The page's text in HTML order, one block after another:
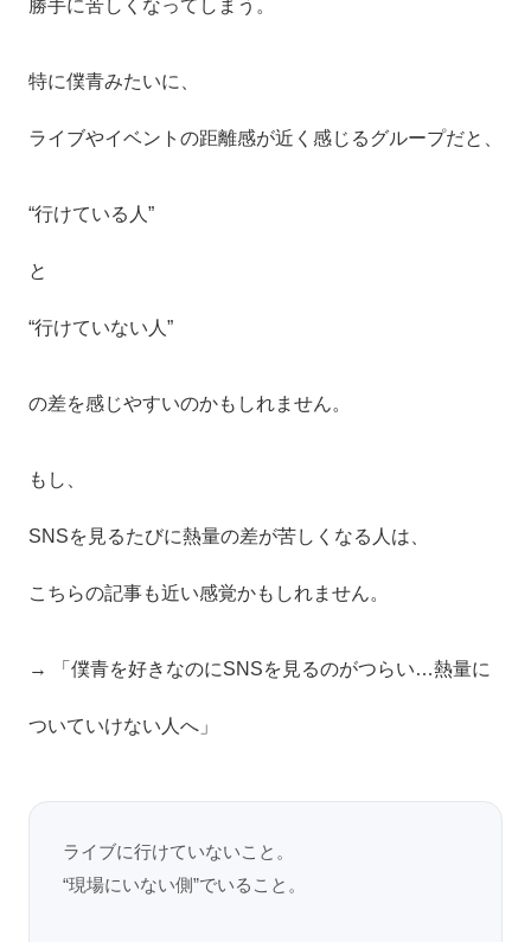
勝手に苦しくなってしまう。
特に僕青みたいに、
ライブやイベントの距離感が近く感じるグループだと、
“行けている人”
と
“行けていない人”
の差を感じやすいのかもしれません。
もし、
SNSを見るたびに熱量の差が苦しくなる人は、
こちらの記事も近い感覚かもしれません。
→ 「僕青を好きなのにSNSを見るのがつらい…熱量に
ついていけない人へ」
ライブに行けていないこと。
“現場にいない側”でいること。